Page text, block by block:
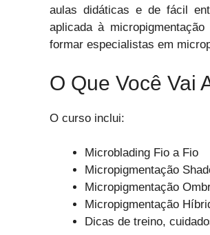
aulas didáticas e de fácil
aplicada à
formar especialistas em
O Que Você Vai
O curso inclui:
Microblading Fio a Fio
Micropigmentação
Micropigmentação
Micropigmentação
Dicas de treino,